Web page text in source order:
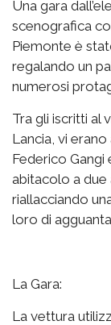
Una gara
scenografica
Piemonte è
regalando un
numerosi
Tra gli iscritti al
Lancia, vi
Federico Gangi
abitacolo a due
riallacciando
loro di
La Gara:
La vettura